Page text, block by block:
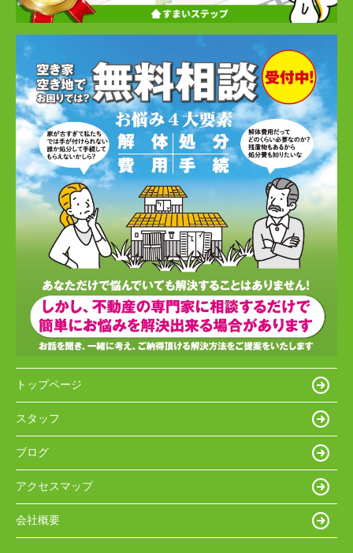
トップページ
スタッフ
ブログ
アクセスマップ
会社概要